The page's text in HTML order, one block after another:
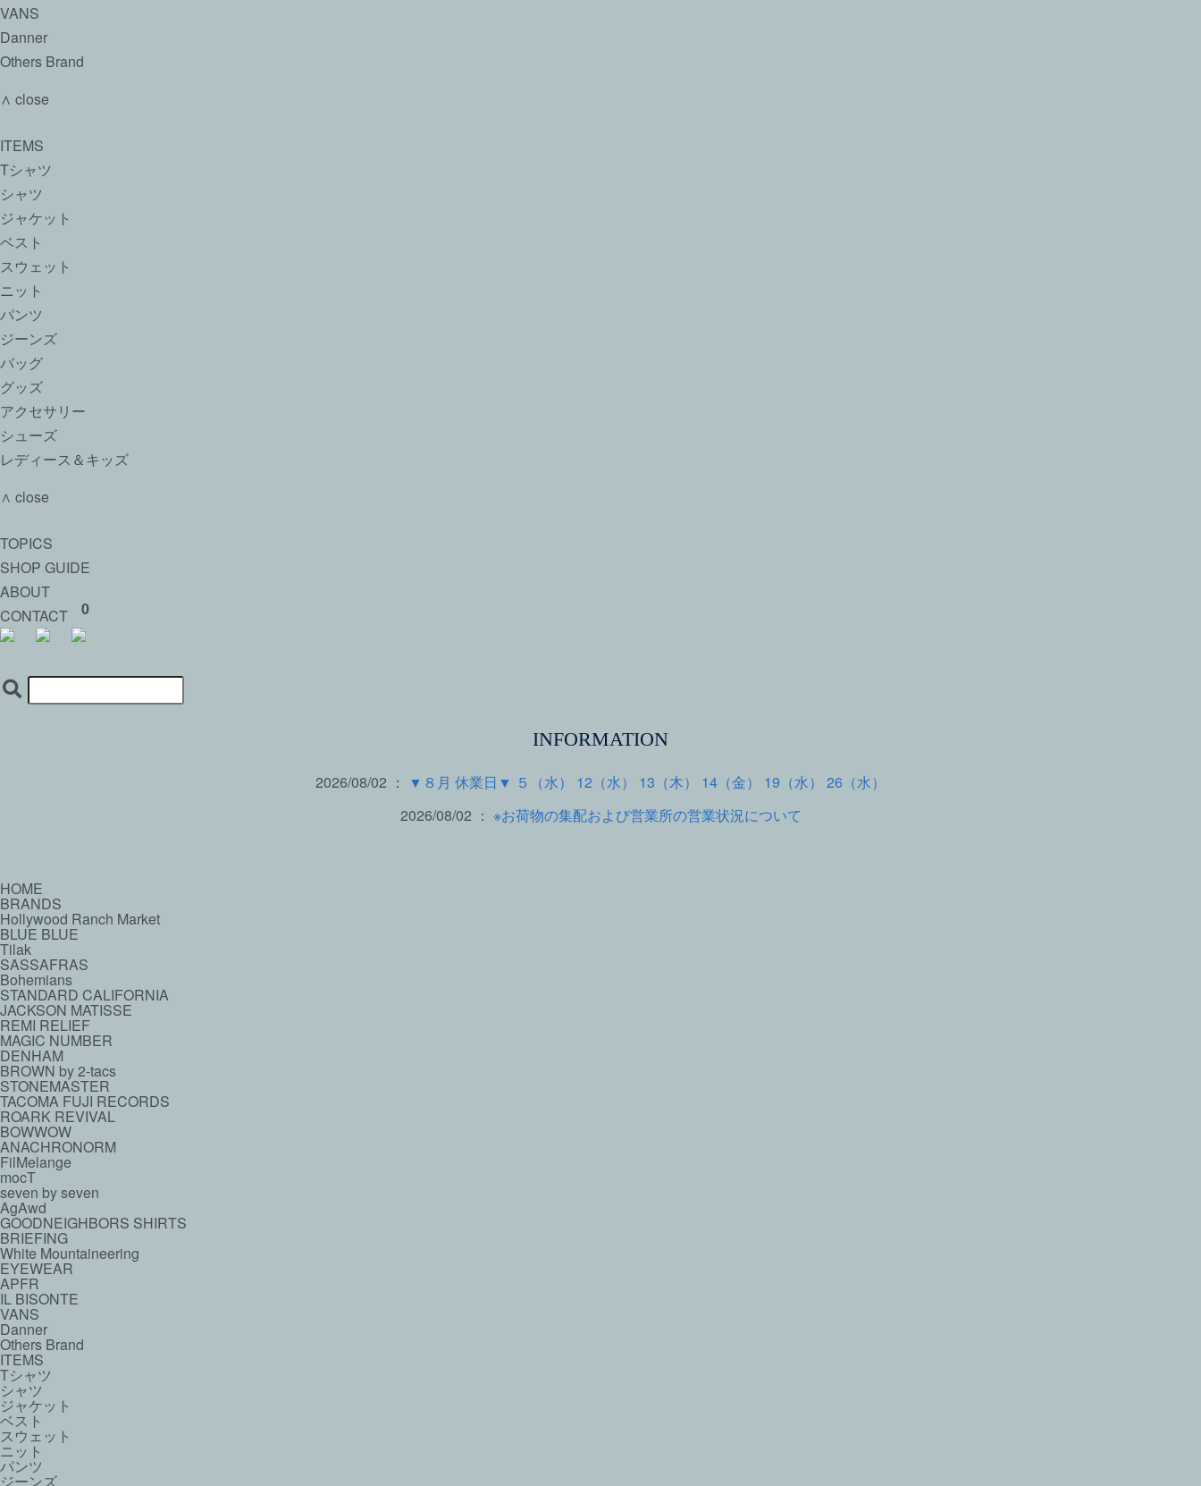
VANS
Danner
Others Brand
∧ close
ITEMS
Tシャツ
シャツ
ジャケット
ベスト
スウェット
ニット
パンツ
ジーンズ
バッグ
グッズ
アクセサリー
シューズ
レディース＆キッズ
∧ close
TOPICS
SHOP GUIDE
ABOUT
CONTACT
0
INFORMATION
2026/08/02 ：
▼８月 休業日▼ ５（水） 12（水） 13（木） 14（金） 19（水） 26（水）
2026/08/02 ： ※お荷物の集配および営業所の営業状況について
HOME
BRANDS
Hollywood Ranch Market
BLUE BLUE
Tilak
SASSAFRAS
Bohemians
STANDARD CALIFORNIA
JACKSON MATISSE
REMI RELIEF
MAGIC NUMBER
DENHAM
BROWN by 2-tacs
STONEMASTER
TACOMA FUJI RECORDS
ROARK REVIVAL
BOWWOW
ANACHRONORM
FilMelange
mocT
seven by seven
AgAwd
GOODNEIGHBORS SHIRTS
BRIEFING
White Mountaineering
EYEWEAR
APFR
IL BISONTE
VANS
Danner
Others Brand
ITEMS
Tシャツ
シャツ
ジャケット
ベスト
スウェット
ニット
パンツ
ジーンズ